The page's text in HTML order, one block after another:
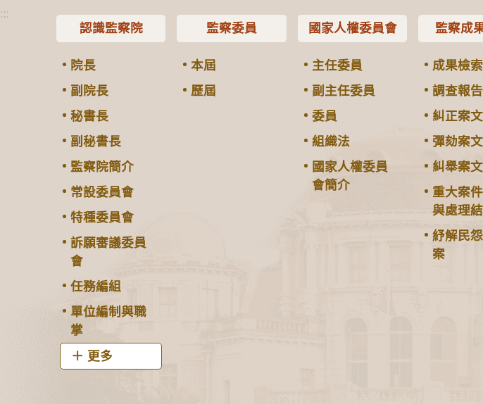
:::
認識監察院
院長
副院長
秘書長
副秘書長
監察院簡介
常設委員會
特種委員會
訴願審議委員
會
任務編組
單位編制與職
掌
更多
監察委員
本屆
歷屆
國家人權委員會
主任委員
副主任委員
委員
組織法
國家人權委員
會簡介
監察成
成果檢索
調查報告
糾正案文
彈劾案文
糾舉案文
重大案
與處理
紓解民
案